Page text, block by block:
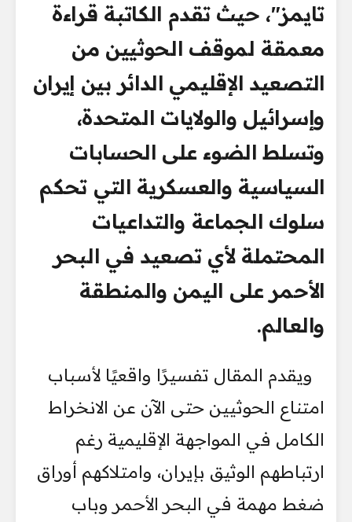
تايمز"، حيث تقدم الكاتبة قراءة
معمقة لموقف الحوثيين من
التصعيد الإقليمي الدائر بين إيران
وإسرائيل والولايات المتحدة،
وتسلط الضوء على الحسابات
السياسية والعسكرية التي تحكم
سلوك الجماعة والتداعيات
المحتملة لأي تصعيد في البحر
الأحمر على اليمن والمنطقة
والعالم.
ويقدم المقال تفسيرًا واقعيًا لأسباب
امتناع الحوثيين حتى الآن عن الانخراط
الكامل في المواجهة الإقليمية رغم
ارتباطهم الوثيق بإيران، وامتلاكهم أوراق
ضغط مهمة في البحر الأحمر وباب